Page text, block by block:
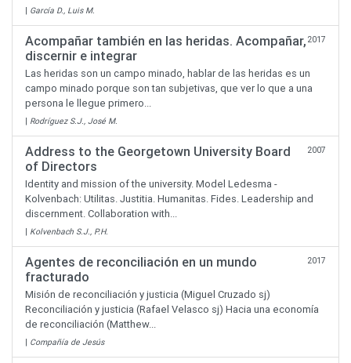
| García D., Luis M.
Acompañar también en las heridas. Acompañar,
discernir e integrar
2017
Las heridas son un campo minado, hablar de las heridas es un
campo minado porque son tan subjetivas, que ver lo que a una
persona le llegue primero...
| Rodríguez S.J., José M.
Address to the Georgetown University Board
of Directors
2007
Identity and mission of the university. Model Ledesma -
Kolvenbach: Utilitas. Justitia. Humanitas. Fides. Leadership and
discernment. Collaboration with...
| Kolvenbach S.J., P.H.
Agentes de reconciliación en un mundo
fracturado
2017
Misión de reconciliación y justicia (Miguel Cruzado sj)
Reconciliación y justicia (Rafael Velasco sj) Hacia una economía
de reconciliación (Matthew...
| Compañía de Jesús